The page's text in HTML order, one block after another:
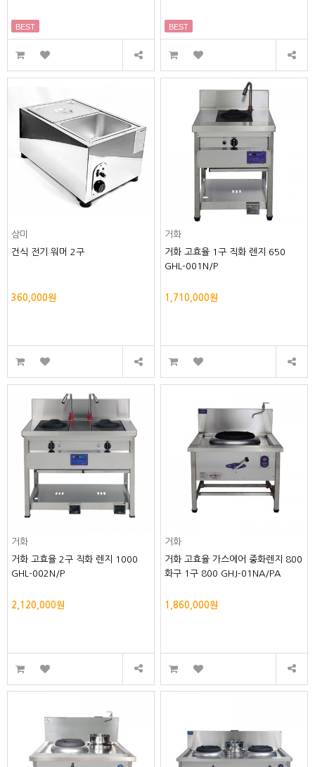
BEST BEST
삼미
건식 전기 워머 2구
360,000원
거화
거화 고효율 1구 직화 렌지 650
GHL-001N/P
1,710,000원
거화
거화 고효율 2구 직화 렌지 1000
GHL-002N/P
2,120,000원
거화
거화 고효율 가스에어 중화렌지 800
화구 1구 800 GHJ-01NA/PA
1,860,000원